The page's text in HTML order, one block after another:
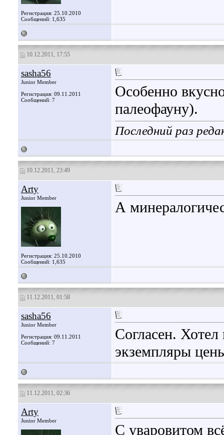
Регистрация: 25.10.2010
Сообщений: 1,635
10.12.2011, 17:55
sasha56
Junior Member
Регистрация: 09.11.2011
Сообщений: 7
Особенно
палеофауну).
Последний раз
10.12.2011, 23:49
Arty
Junior Member
Регистрация: 25.10.2010
Сообщений: 1,635
А
11.12.2011, 01:58
sasha56
Junior Member
Регистрация: 09.11.2011
Сообщений: 7
Согласен.
экземпляры
11.12.2011, 02:36
Arty
Junior Member
С уваровитом